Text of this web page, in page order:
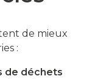
de mieux
:
de déchets